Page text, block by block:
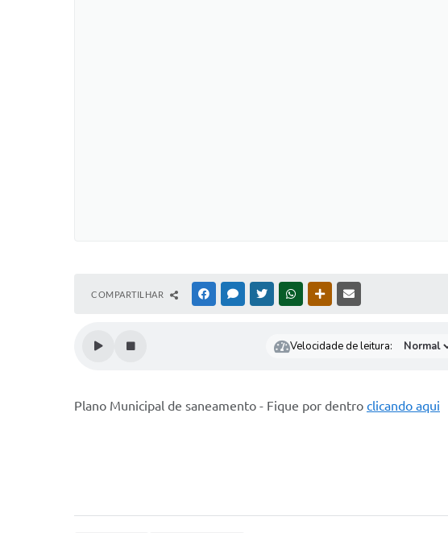
COMPARTILHAR FACEBOOKMESSENGER
TWITTERWHATSAPPOUTRAS MÍDIAS
Velocidade de leitura:
Plano Municipal de saneamento - Fique por dentro clicando aqui